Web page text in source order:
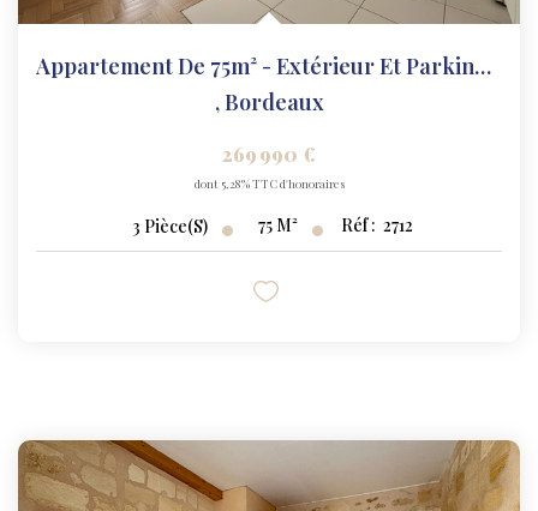
Appartement De 75m² - Extérieur Et Parking - Jardin...
,Bordeaux
269 990 €
dont 5,28% TTC d'honoraires
3 Pièce(s) 75 M² Réf : 2712